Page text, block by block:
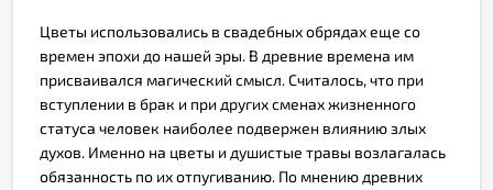
Цветы использовались в свадебных обрядах еще со
времен эпохи до нашей эры. В древние времена им
присваивался магический смысл. Считалось, что при
вступлении в брак и при других сменах жизненного
статуса человек наиболее подвержен влиянию злых
духов. Именно на цветы и душистые травы возлагалась
обязанность по их отпугиванию. По мнению древних